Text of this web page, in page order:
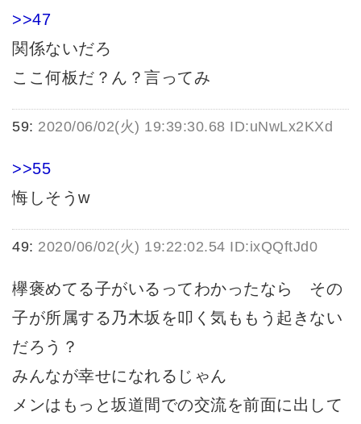
>>47
関係ないだろ
ここ何板だ？ん？言ってみ
59: 2020/06/02(火) 19:39:30.68 ID:uNwLx2KXd
>>55
悔しそうw
49: 2020/06/02(火) 19:22:02.54 ID:ixQQftJd0
欅褒めてる子がいるってわかったなら その
子が所属する乃木坂を叩く気ももう起きない
だろう？
みんなが幸せになれるじゃん
メンはもっと坂道間での交流を前面に出して